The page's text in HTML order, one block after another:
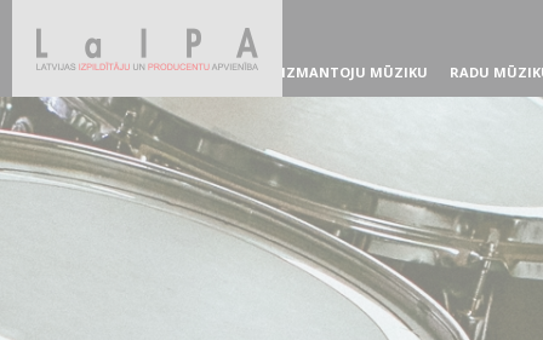
IZMANTOJU MŪZIKU RADU